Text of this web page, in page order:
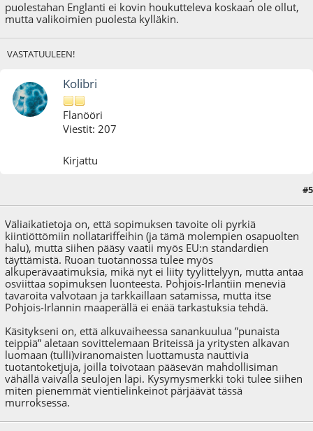
puolestahan Englanti ei kovin houkutteleva koskaan ole ollut,
mutta valikoimien puolesta kylläkin.
VASTATUULEEN!
Kolibri
Flanööri
Viestit: 207
Kirjattu
#5
Väliaikatietoja on, että sopimuksen tavoite oli pyrkiä
kiintiöttömiin nollatariffeihin (ja tämä molempien osapuolten
halu), mutta siihen pääsy vaatii myös EU:n standardien
täyttämistä. Ruoan tuotannossa tulee myös
alkuperävaatimuksia, mikä nyt ei liity tyylittelyyn, mutta antaa
osviittaa sopimuksen luonteesta. Pohjois-Irlantiin meneviä
tavaroita valvotaan ja tarkkaillaan satamissa, mutta itse
Pohjois-Irlannin maaperällä ei enää tarkastuksia tehdä.
Käsitykseni on, että alkuvaiheessa sanankuulua ”punaista
teippiä” aletaan sovittelemaan Briteissä ja yritysten alkavan
luomaan (tulli)viranomaisten luottamusta nauttivia
tuotantoketjuja, joilla toivotaan pääsevän mahdollisiman
vähällä vaivalla seulojen läpi. Kysymysmerkki toki tulee siihen
miten pienemmät vientielinkeinot pärjäävät tässä
murroksessa.